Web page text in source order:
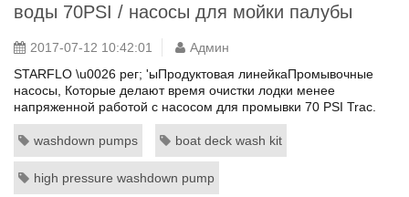
воды 70PSI / насосы для мойки палубы
2017-07-12 10:42:01
Админ
STARFLO \u0026 рег; 'ыПродуктовая линейкаПромывочные
насосы, Которые делают время очистки лодки менее
напряженной работой с насосом для промывки 70 PSI Trac.
Это тихое устройство обеспечивает плавную работу и поток и
может работать без повреждений. Самовсасывающий водяной
насос подходит для очистки прогулочных судов, рыбных
ящиков, якорных цепей и лодок. Он сконструирован таким
образом, что зажига...
washdown pumps boat deck wash kit
high pressure washdown pump